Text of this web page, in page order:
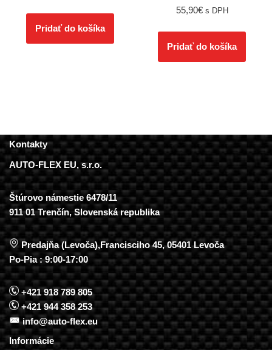
Pridať do košíka
55,90€ s DPH
Pridať do košíka
Kontakty
AUTO-FLEX EU, s.r.o.
Štúrovo námestie 6478/11
911 01 Trenčín, Slovenská republika
Predajňa (Levoča),Francisciho 45, 05401 Levoča
Po-Pia : 9:00-17:00
+421 918 789 805
+421 944 358 253
info@auto-flex.eu
Informácie